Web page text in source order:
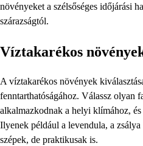
növényeket a szélsőséges időjárási
szárazságtól.
Víztakarékos
A víztakarékos növények
fenntarthatóságához. Válassz olyan
alkalmazkodnak a helyi klímához,
Ilyenek például a levendula, a
szépek, de praktikusak is.